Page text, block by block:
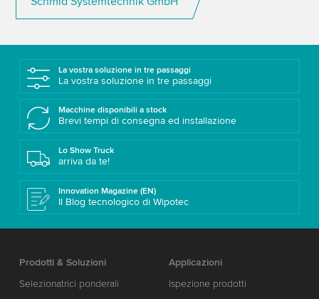
La vostra soluzione in tre passaggi
La vostra soluzione in tre passaggi
Macchine disponibili a stock
Brevi tempi di consegna ed installazione
Lo Show Truck
arriva da te!
Innovation Magazine (EN)
Il Blog tecnologico di Wipotec
Prodotti & Soluzioni
Selezionatrici ponderali
Applicazioni
Ispezione prodotti